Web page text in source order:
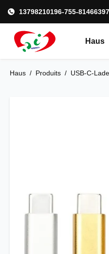
13798210196-755-81466397
Haus
Haus / Produits / USB-C-